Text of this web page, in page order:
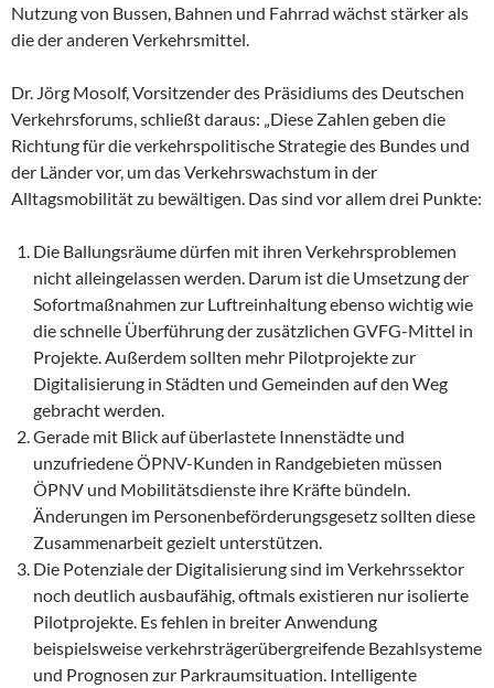
Nutzung von Bussen, Bahnen und Fahrrad wächst stärker als
die der anderen Verkehrsmittel.
Dr. Jörg Mosolf, Vorsitzender des Präsidiums des Deutschen
Verkehrsforums, schließt daraus: „Diese Zahlen geben die
Richtung für die verkehrspolitische Strategie des Bundes und
der Länder vor, um das Verkehrswachstum in der
Alltagsmobilität zu bewältigen. Das sind vor allem drei Punkte:
Die Ballungsräume dürfen mit ihren Verkehrsproblemen
nicht alleingelassen werden. Darum ist die Umsetzung der
Sofortmaßnahmen zur Luftreinhaltung ebenso wichtig wie
die schnelle Überführung der zusätzlichen GVFG-Mittel in
Projekte. Außerdem sollten mehr Pilotprojekte zur
Digitalisierung in Städten und Gemeinden auf den Weg
gebracht werden.
Gerade mit Blick auf überlastete Innenstädte und
unzufriedene ÖPNV-Kunden in Randgebieten müssen
ÖPNV und Mobilitätsdienste ihre Kräfte bündeln.
Änderungen im Personenbeförderungsgesetz sollten diese
Zusammenarbeit gezielt unterstützen.
Die Potenziale der Digitalisierung sind im Verkehrssektor
noch deutlich ausbaufähig, oftmals existieren nur isolierte
Pilotprojekte. Es fehlen in breiter Anwendung
beispielsweise verkehrsträgerübergreifende Bezahlsysteme
und Prognosen zur Parkraumsituation. Intelligente